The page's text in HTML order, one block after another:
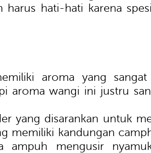
harus hati-hati karena
aroma yang
aroma wangi ini justru
yang disarankan untuk
memiliki kandungan
ampuh mengusir